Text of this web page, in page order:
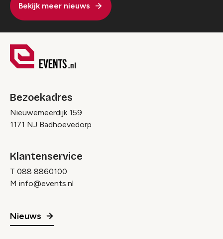
Bekijk meer nieuws
Bezoekadres
Nieuwemeerdijk 159
1171 NJ Badhoevedorp
Klantenservice
T 088 8860100
M info@events.nl
Nieuws